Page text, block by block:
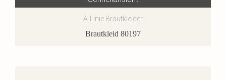
A-Linie Brautkleider
Brautkleid 80197